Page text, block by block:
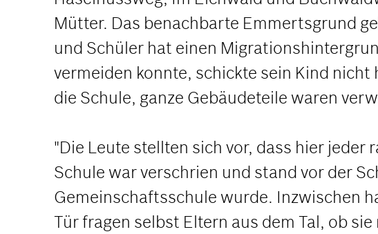
Mütter. Das benachbarte Emmertsgrund
und Schüler hat einen
vermeiden konnte, schickte sein Kind
die Schule, ganze Gebäudeteile waren
"Die Leute stellten sich vor, dass hier
Schule war verschrien und stand vor der
Gemeinschaftsschule wurde. Inzwischen
Tür fragen selbst Eltern aus dem Tal, ob